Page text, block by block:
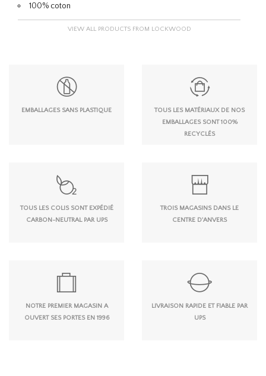
100% coton
VIEW ALL PRODUCTS FROM LOCKWOOD
EMBALLAGES SANS PLASTIQUE
TOUS LES MATÉRIAUX DE NOS
EMBALLAGES SONT 100%
RECYCLÉS
TOUS LES COLIS SONT EXPÉDIÉ
CARBON-NEUTRAL PAR UPS
TROIS MAGASINS DANS LE
CENTRE D'ANVERS
NOTRE PREMIER MAGASIN A
OUVERT SES PORTES EN 1996
LIVRAISON RAPIDE ET FIABLE PAR
UPS